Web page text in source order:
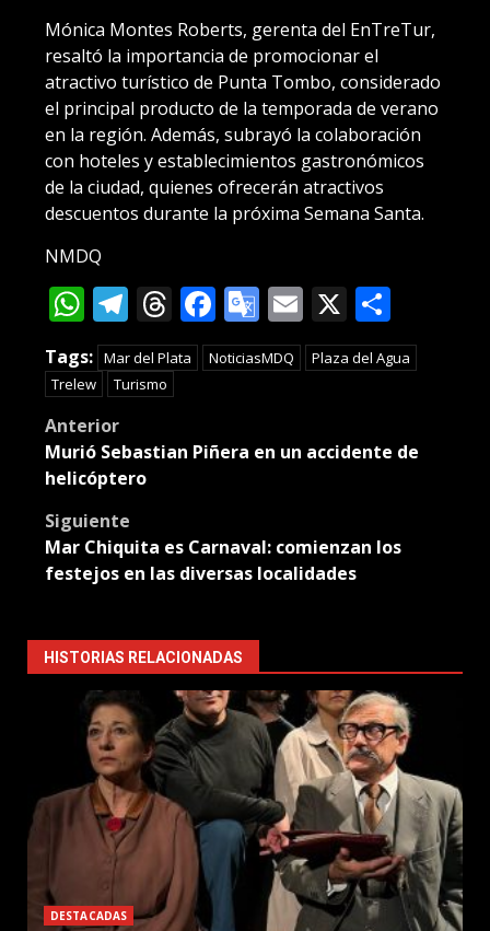
Mónica Montes Roberts, gerenta del EnTreTur,
resaltó la importancia de promocionar el
atractivo turístico de Punta Tombo, considerado
el principal producto de la temporada de verano
en la región. Además, subrayó la colaboración
con hoteles y establecimientos gastronómicos
de la ciudad, quienes ofrecerán atractivos
descuentos durante la próxima Semana Santa.
NMDQ
WhatsApp
Telegram
Threads
Facebook
Google
Translate
Email
X
Tags: Mar del Plata NoticiasMDQ
Plaza del Agua
Trelew
Turismo
Post
navigation
Anterior
Murió Sebastian Piñera en un accidente de
helicóptero
Siguiente
Mar Chiquita es Carnaval: comienzan los
festejos en las diversas localidades
HISTORIAS RELACIONADAS
DESTACADAS